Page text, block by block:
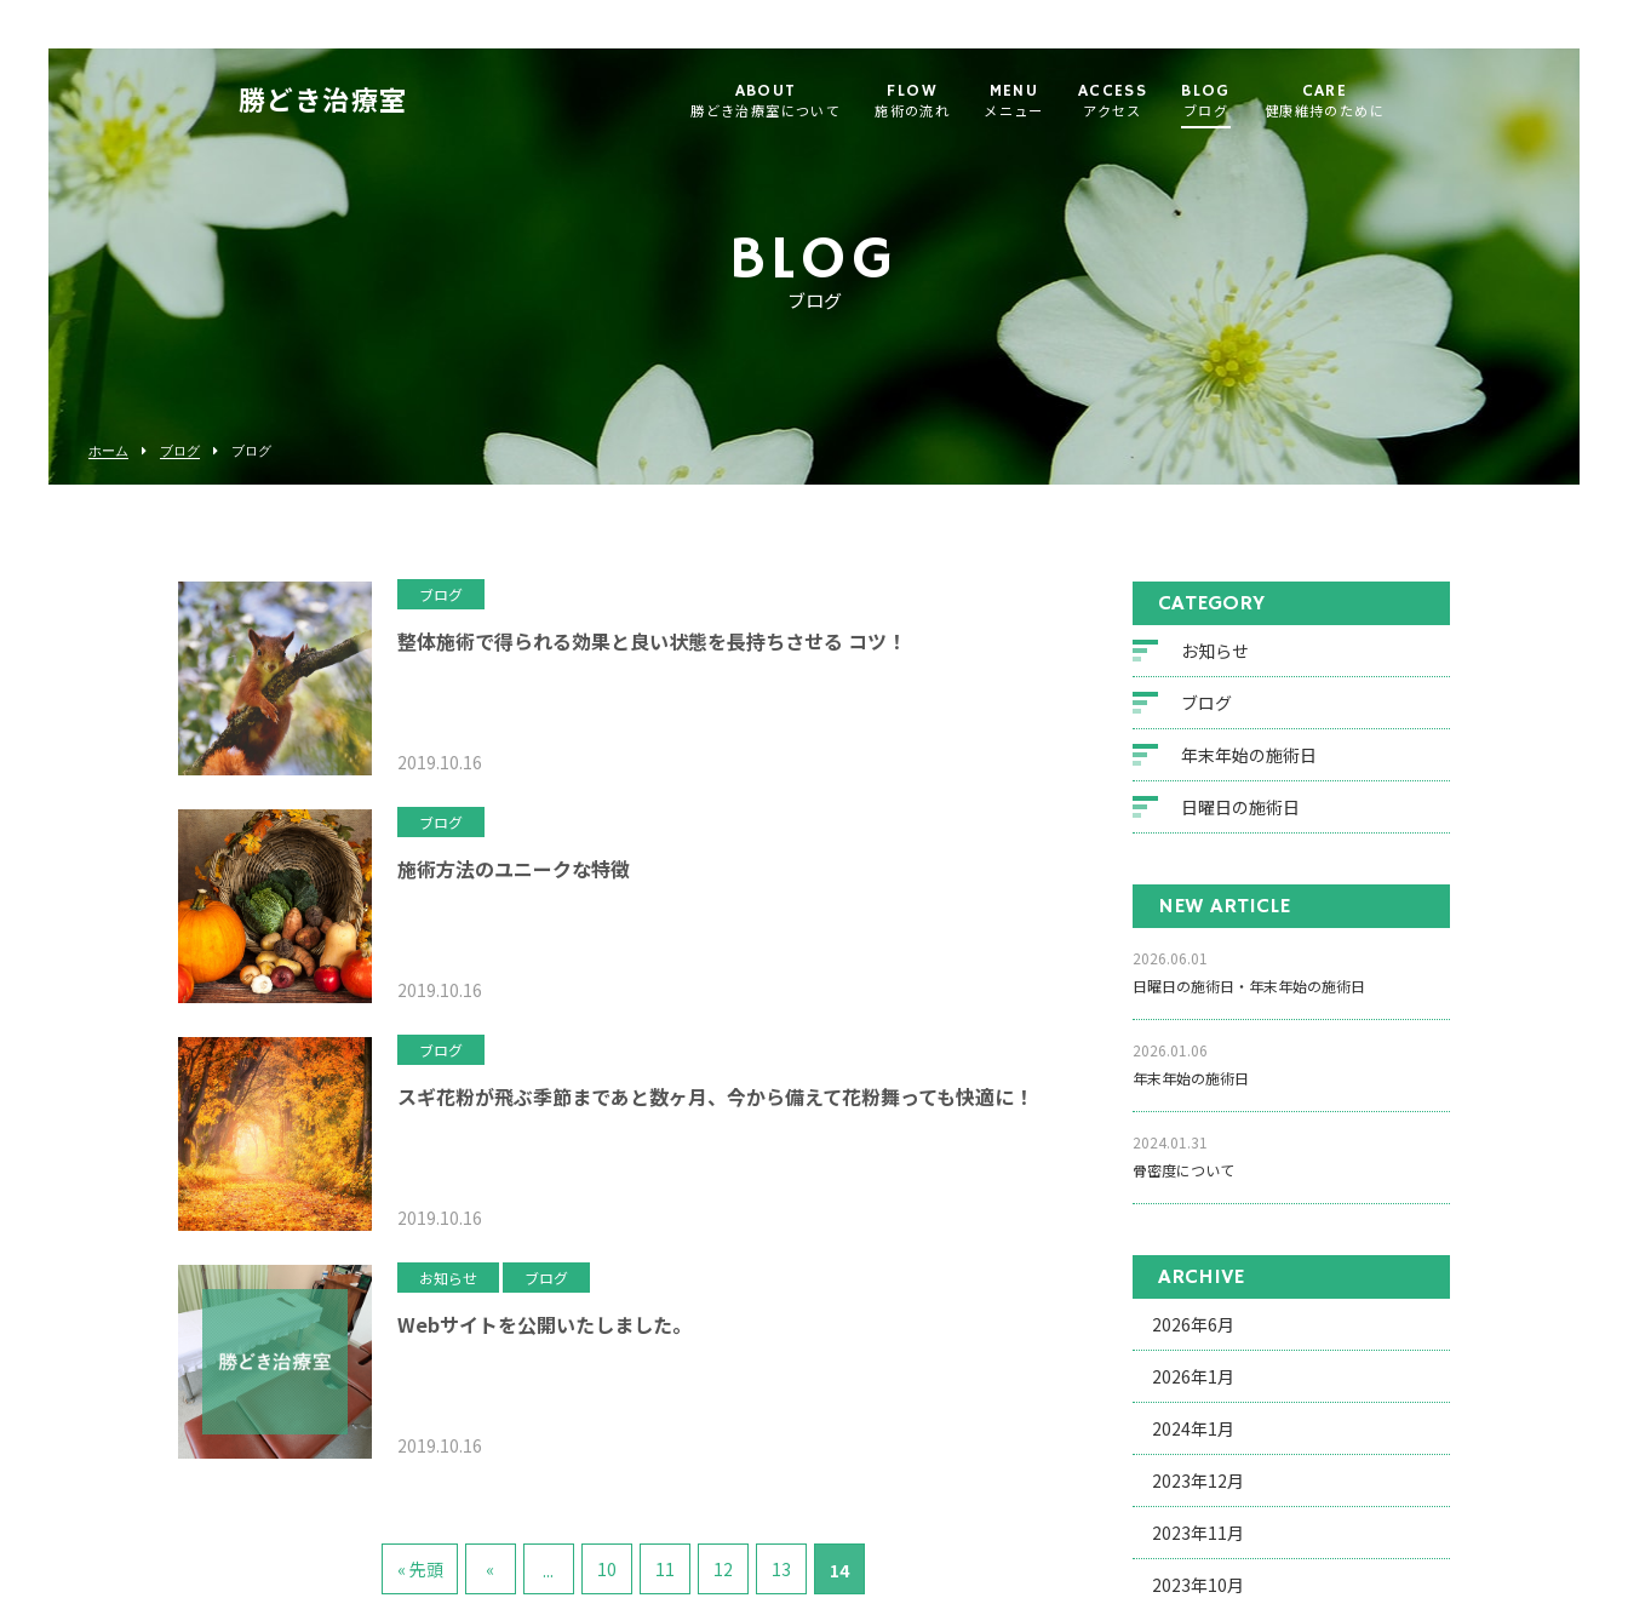
勝どき治療室 ABOUT
勝どき治療室について
FLOW
施術の流れ
MENU
メニュー
ACCESS
アクセス
BLOG
ブログ
CARE
健康維持のために
BLOG
ブログ
ホーム ブログ ブログ
ブログ
整体施術で得られる効果と良い状態を長持ちさせる コツ！
2019.10.16
ブログ
施術方法のユニークな特徴
2019.10.16
ブログ
スギ花粉が飛ぶ季節まであと数ヶ月、今から備えて花粉舞っても快適に！
2019.10.16
お知らせ ブログ
Webサイトを公開いたしました。
2019.10.16
« 先頭 « ... 10 11 12 13 14
CATEGORY
お知らせ
ブログ
年末年始の施術日
日曜日の施術日
NEW ARTICLE
2026.06.01
日曜日の施術日・年末年始の施術日
2026.01.06
年末年始の施術日
2024.01.31
骨密度について
ARCHIVE
2026年6月
2026年1月
2024年1月
2023年12月
2023年11月
2023年10月